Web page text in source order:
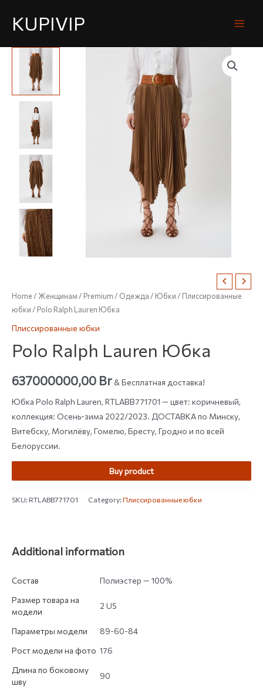
KUPIVIP
Home / Женщинам/ Premium / Одежда / Юбки / Плиссированные
юбки / Polo Ralph Lauren Юбка
Плиссированные юбки
Polo Ralph Lauren Юбка
637000000,00 Br& Бесплатная доставка!
Юбка Polo Ralph Lauren, RTLABB771701 — цвет: коричневый,
коллекция: Осень-зима 2022/2023. ДОСТАВКА по Минску,
Витебску, Могилёву, Гомелю, Бресту, Гродно и по всей
Белоруссии.
Buy product
SKU:RTLABB771701 Category:Плиссированные юбки
Additional information
Состав
Полиэстер — 100%
Размер товара на
модели
2 US
Параметры модели
89-60-84
Рост модели на фото 176
Длина по боковому
шву
90